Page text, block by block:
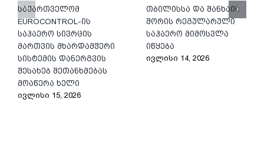
საქართველომ
EUROCONTROL-ის
საჰაერო სივრცის
მართვის მხარდამჭერი
სისტემის დანერგვის
შესახებ შეთანხმებას
მოაწერა ხელი
ივლისი 15, 2026
თბილისსა და შანხაის
შორის რეგულარული
საჰაერო მიმოსვლა
იწყება
ივლისი 14, 2026